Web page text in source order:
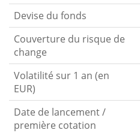
Devise du fonds
Couverture du risque de
change
Volatilité sur 1 an (en
EUR)
Date de lancement /
première cotation